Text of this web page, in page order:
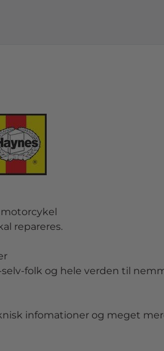
repareres.
selv-folk og hele verden til
infomationer og meget mer